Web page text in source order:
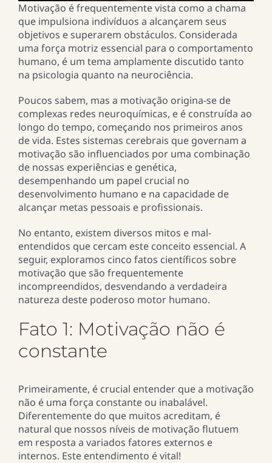
Motivação é frequentemente vista como a chama
que impulsiona indivíduos a alcançarem seus
objetivos e superarem obstáculos. Considerada
uma força motriz essencial para o comportamento
humano, é um tema amplamente discutido tanto
na psicologia quanto na neurociência.
Poucos sabem, mas a motivação origina-se de
complexas redes neuroquímicas, e é construída ao
longo do tempo, começando nos primeiros anos
de vida. Estes sistemas cerebrais que governam a
motivação são influenciados por uma combinação
de nossas experiências e genética,
desempenhando um papel crucial no
desenvolvimento humano e na capacidade de
alcançar metas pessoais e profissionais.
No entanto, existem diversos mitos e mal-
entendidos que cercam este conceito essencial. A
seguir, exploramos cinco fatos científicos sobre
motivação que são frequentemente
incompreendidos, desvendando a verdadeira
natureza deste poderoso motor humano.
Fato 1: Motivação não é
constante
Primeiramente, é crucial entender que a motivação
não é uma força constante ou inabalável.
Diferentemente do que muitos acreditam, é
natural que nossos níveis de motivação flutuem
em resposta a variados fatores externos e
internos. Este entendimento é vital!